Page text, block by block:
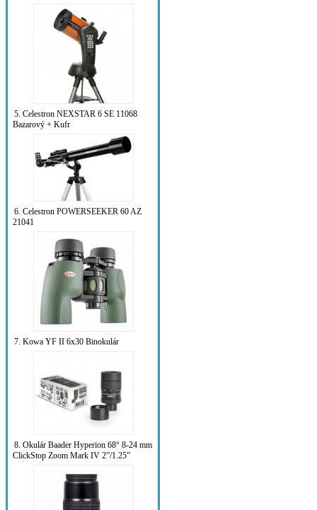
5. Celestron NEXSTAR 6 SE 11068
Bazarový + Kufr
6. Celestron POWERSEEKER 60 AZ
21041
7. Kowa YF II 6x30 Binokulár
8. Okulár Baader Hyperion 68° 8-24 mm
ClickStop Zoom Mark IV 2”/1.25”